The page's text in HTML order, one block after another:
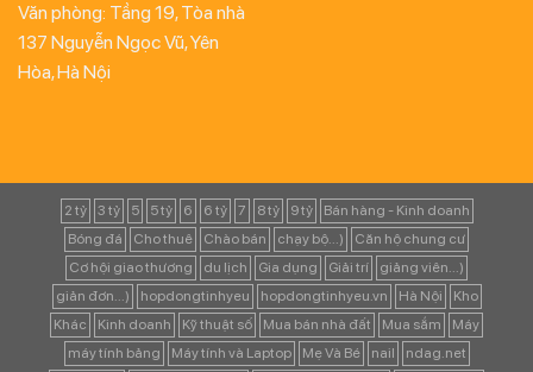
Văn phòng: Tầng 19, Tòa nhà
137 Nguyễn Ngọc Vũ, Yên
Hòa, Hà Nội
2 tỷ 3 tỷ 5 5 tỷ 6 6 tỷ 7 8 tỷ 9 tỷ
Bán hàng - Kinh doanh
Bóng đá
Cho thuê Chào bán chạy bộ...)
Căn hộ chung cư
Cơ hội giao thương
du lịch Gia dụng Giải trí
giảng viên...)
giản đơn...)
hopdongtinhyeu hopdongtinhyeu.vn Hà Nội
Kho
Khác
Kinh doanh Kỹ thuật số Mua bán nhà đất Mua sắm
Máy
máy tính bảng
Máy tính và Laptop Mẹ Và Bé nail
ndag.net